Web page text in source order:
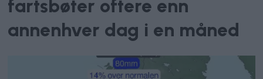
fartsbøter oftere enn
annenhver dag i en måned